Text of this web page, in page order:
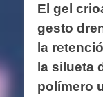
El gel
gesto
la
la silueta
polímero